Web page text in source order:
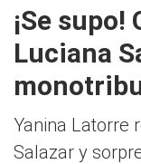
¡Se supo!
Luciana
Yanina Latorre
Salazar y